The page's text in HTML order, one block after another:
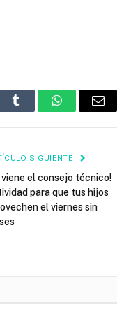
Tumblr WhatsAppEmail
SIGUIENTE
viene el consejo técnico!
para que tus hijos
el viernes sin